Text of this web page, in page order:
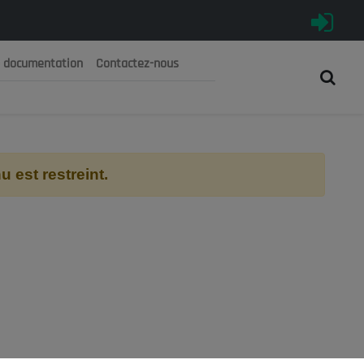
الجزائرية الديمقراطية الشعبية
documentation Contactez-nous
est restreint.